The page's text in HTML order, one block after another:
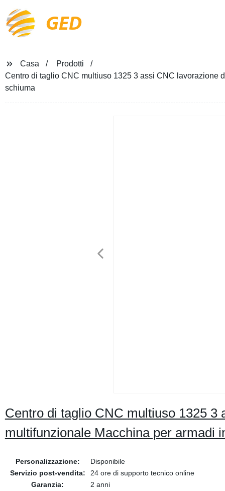
GED
Casa
Prodotti
Centro di taglio CNC multiuso 1325 3 assi CNC lavorazione
schiuma
Centro di taglio CNC multiuso 1325 3
multifunzionale Macchina per armadi
Personalizzazione:
Disponibile
Servizio post-vendita:
24 ore di supporto tecnico online
Garanzia:
2 anni